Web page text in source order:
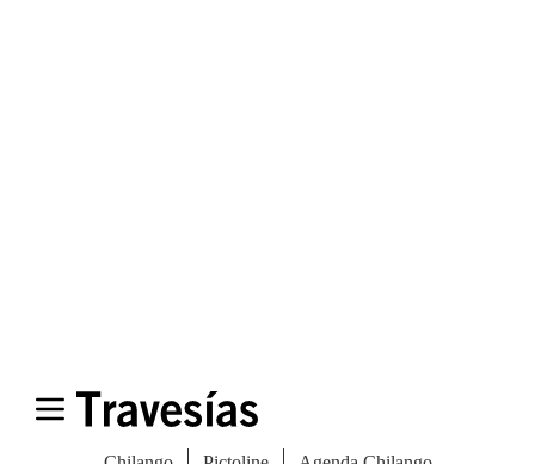
Las Vegas Stylemap
Una guía para conocedores